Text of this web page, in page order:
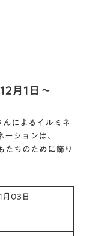
月1日～
によるイルミネ
ションは、
たちのために飾り
03日